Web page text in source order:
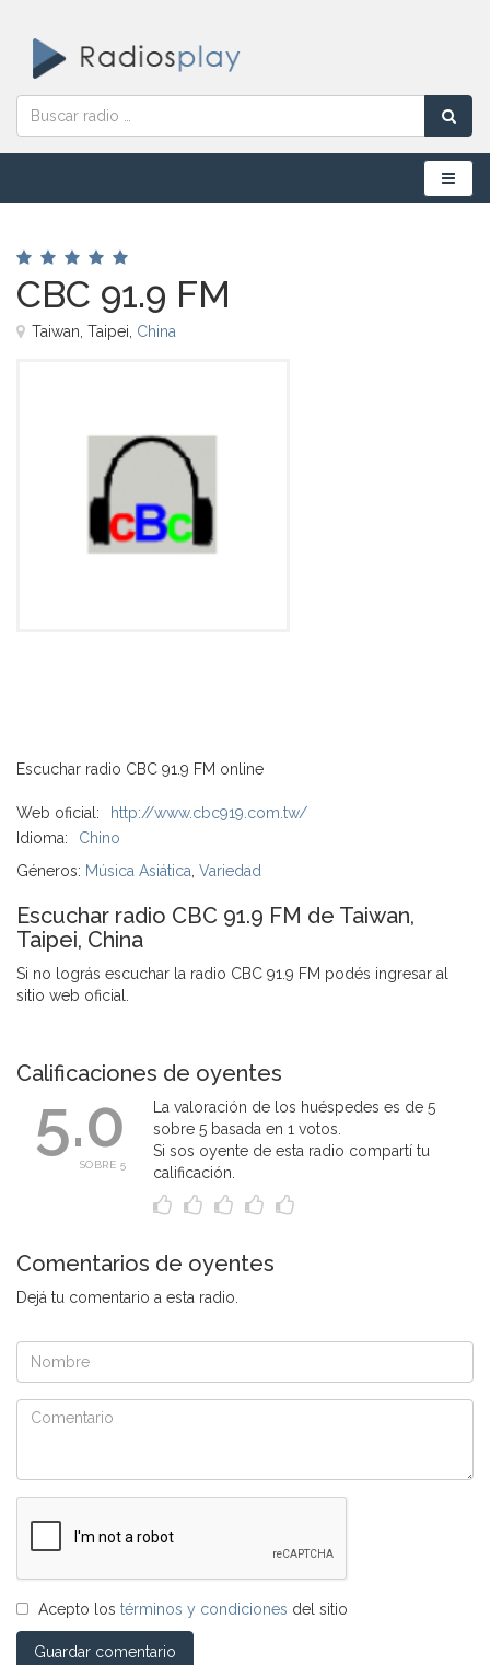
Menú
CBC 91.9 FM
Taiwan, Taipei, China
Escuchar radio CBC 91.9 FM online
Web oficial:
http://www.cbc919.com.tw/
Idioma:
Chino
Géneros: Música Asiática Variedad
Escuchar radio CBC 91.9 FM de Taiwan,
Taipei, China
Si no lográs escuchar la radio CBC 91.9 FM podés ingresar al
sitio web oficial.
Calificaciones de oyentes
5.0
SOBRE 5
La valoración de los huéspedes es de 5
sobre 5 basada en 1 votos.
Si sos oyente de esta radio compartí tu
calificación.
Comentarios de oyentes
Dejá tu comentario a esta radio.
Acepto los términos y condiciones del sitio
Guardar comentario